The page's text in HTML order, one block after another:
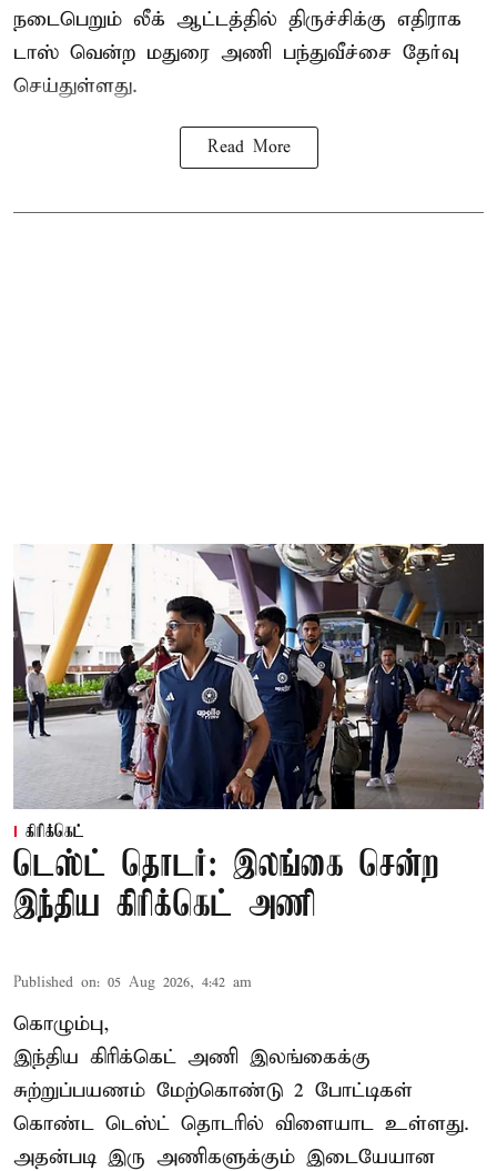
நடைபெறும் லீக் ஆட்டத்தில் திருச்சிக்கு எதிராக
டாஸ் வென்ற மதுரை அணி பந்துவீச்சை தேர்வு
செய்துள்ளது.
Read More
கிரிக்கெட்
டெஸ்ட் தொடர்: இலங்கை சென்ற
இந்திய கிரிக்கெட் அணி
Published on: 05 Aug 2026, 4:42 am
கொழும்பு,
இந்திய கிரிக்கெட் அணி இலங்கைக்கு
சுற்றுப்பயணம் மேற்கொண்டு 2 போட்டிகள்
கொண்ட டெஸ்ட் தொடரில் விளையாட உள்ளது.
அதன்படி இரு அணிகளுக்கும் இடையேயான